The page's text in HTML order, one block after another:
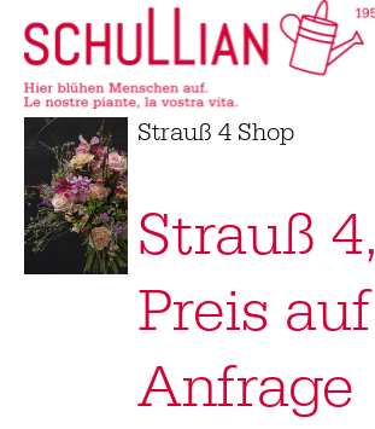
Strauß 4 Shop
Strauß 4,
Preis auf
Anfrage